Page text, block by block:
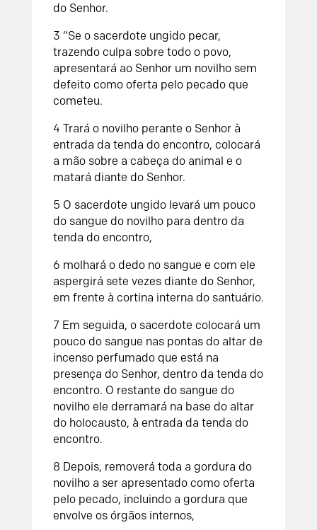
do Senhor.
3 “Se o sacerdote ungido pecar,
trazendo culpa sobre todo o povo,
apresentará ao Senhorum novilho sem
defeito como oferta pelo pecado que
cometeu.
4 Trará o novilho perante o Senhorà
entrada da tenda do encontro, colocará
a mão sobre a cabeça do animal e o
matará diante do Senhor.
5 O sacerdote ungido levará um pouco
do sangue do novilho para dentro da
tenda do encontro,
6 molhará o dedo no sangue e com ele
aspergirá sete vezes diante do Senhor,
em frente à cortina interna do santuário.
7 Em seguida, o sacerdote colocará um
pouco do sangue nas pontas do altar de
incenso perfumado que está na
presença do Senhor, dentro da tenda do
encontro. O restante do sangue do
novilho ele derramará na base do altar
do holocausto, à entrada da tenda do
encontro.
8 Depois, removerá toda a gordura do
novilho a ser apresentado como oferta
pelo pecado, incluindo a gordura que
envolve os órgãos internos,